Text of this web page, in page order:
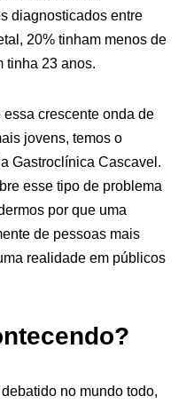
diagnosticados entre
20% tinham menos de
tinha 23 anos.
crescente onda de
jovens, temos o
Gastroclínica Cascavel.
esse tipo de problema
por que uma
de pessoas mais
realidade em públicos
no mundo todo,